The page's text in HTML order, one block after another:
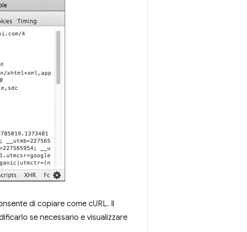
di copiare come cURL. Il
se necessario e visualizzare